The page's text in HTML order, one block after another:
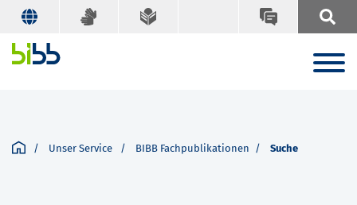
Unser Service BIBB Fachpublikationen Suche